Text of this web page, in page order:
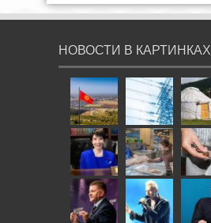
НОВОСТИ В КАРТИНКАХ